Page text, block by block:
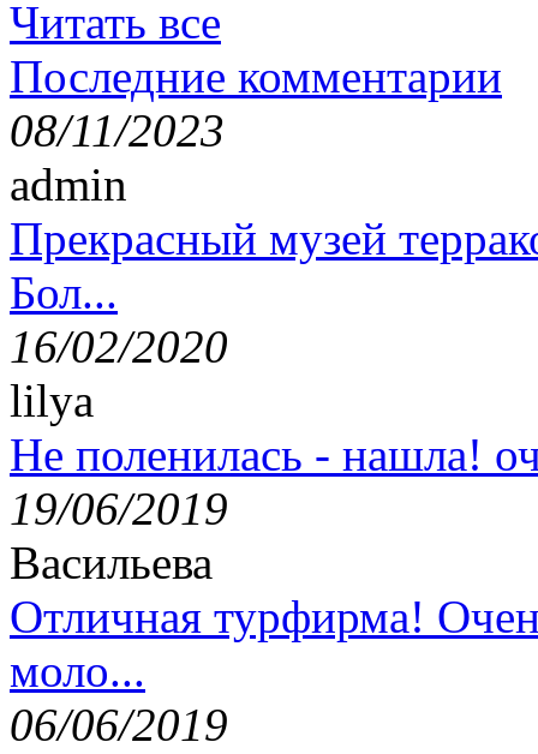
Читать все
Последние комментарии
08/11/2023
admin
Прекрасный музей
Бол...
16/02/2020
lilya
Не поленилась - нашла!
19/06/2019
Васильева
Отличная турфирма!
моло...
06/06/2019